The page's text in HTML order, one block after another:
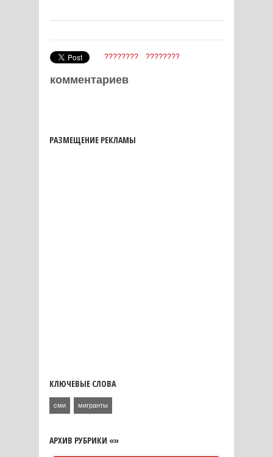
???????? ????????
комментариев
РАЗМЕЩЕНИЕ РЕКЛАМЫ
КЛЮЧЕВЫЕ СЛОВА
сми мигранты
АРХИВ РУБРИКИ «»